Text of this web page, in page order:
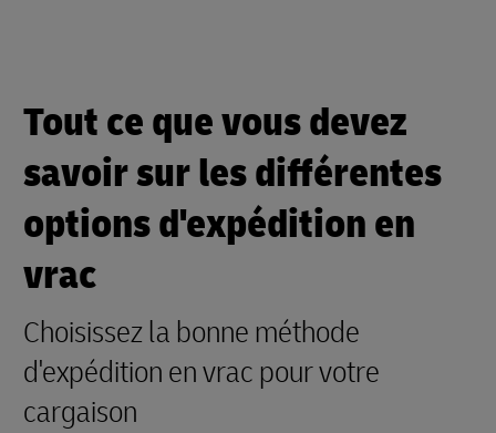
Tout ce que vous devez
savoir sur les différentes
options d'expédition en
vrac
Choisissez la bonne méthode
d'expédition en vrac pour votre
cargaison